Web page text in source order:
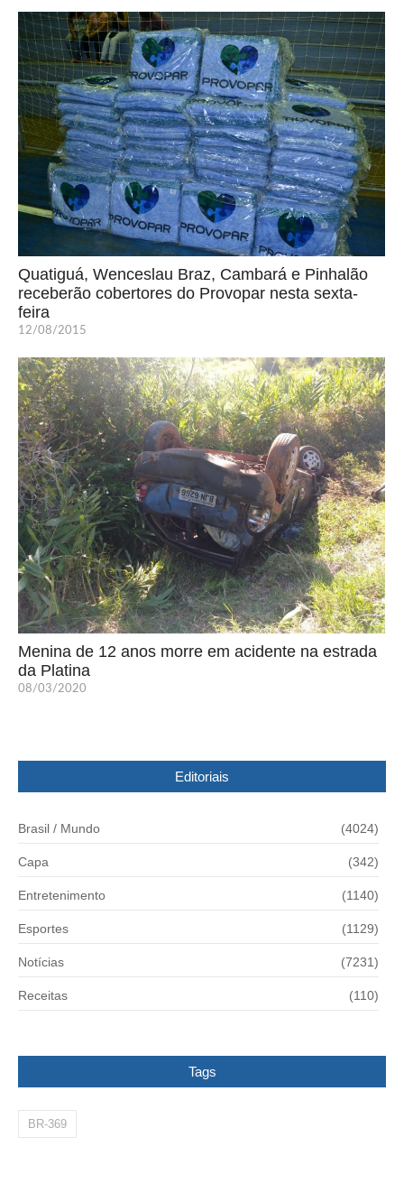
Quatiguá, Wenceslau Braz, Cambará e Pinhalão
receberão cobertores do Provopar nesta sexta-
feira
12/08/2015
Menina de 12 anos morre em acidente na estrada
da Platina
08/03/2020
Editoriais
Brasil / Mundo (4024)
Capa (342)
Entretenimento (1140)
Esportes (1129)
Notícias (7231)
Receitas (110)
Tags
BR-369